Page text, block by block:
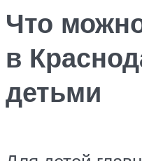
Что
в
детьми